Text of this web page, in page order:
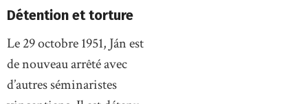
Détention et torture
Le 29 octobre 1951, Ján est
de nouveau arrêté avec
d’autres séminaristes